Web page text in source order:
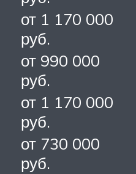
от 1 170 000
руб.
от 990 000
руб.
от 1 170 000
руб.
от 730 000
руб.